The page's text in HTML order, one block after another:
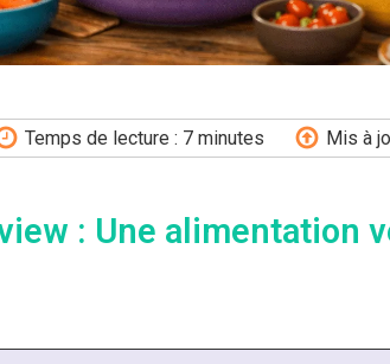
Temps de lecture : 7 minutes Mis à
: Une alimentation